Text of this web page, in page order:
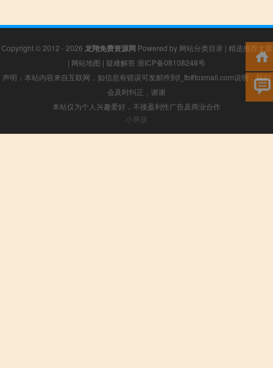
Copyright © 2012 - 2026 龙翔免费资源网 Powered by 网站分类目录 | 精选推荐文章
| 网站地图 | 疑难解答 浙ICP备08108248号
声明：本站内容来自互联网，如信息有错误可发邮件到f_fb#foxmail.com说明，我们
会及时纠正，谢谢
本站仅为个人兴趣爱好，不接盈利性广告及商业合作
小男孩